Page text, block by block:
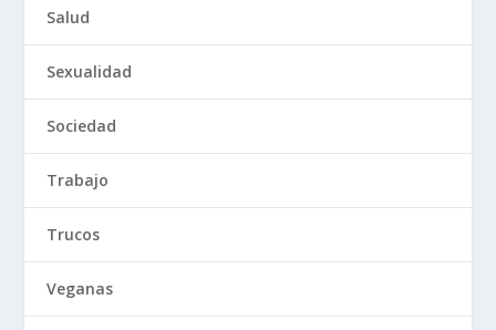
Salud
Sexualidad
Sociedad
Trabajo
Trucos
Veganas